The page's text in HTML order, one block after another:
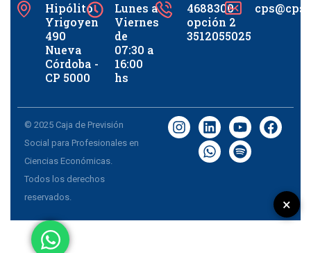
Hipólito
Yrigoyen
490
Nueva
Córdoba -
CP 5000
Lunes a
Viernes
de
07:30 a
16:00
hs
4688300
opción 2
3512055025
© 2025 Caja de Previsión
Social para Profesionales en
Ciencias Económicas.
Todos los derechos
reservados.
×